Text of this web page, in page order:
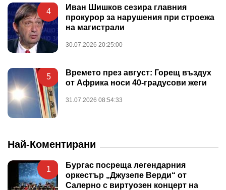
4
Иван Шишков сезира главния
прокурор за нарушения при строежа
на магистрали
30.07.2026 20:25:00
5
Времето през август: Горещ въздух
от Африка носи 40-градусови жеги
31.07.2026 08:54:33
Най-Коментирани
1
Бургас посреща легендарния
оркестър „Джузепе Верди“ от
Салерно с виртуозен концерт на